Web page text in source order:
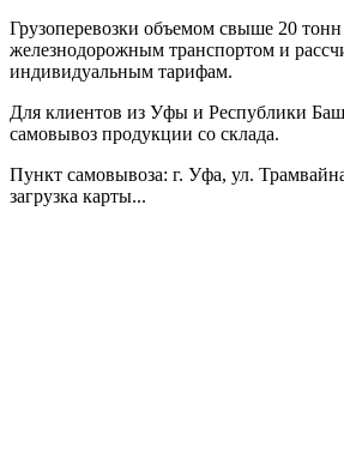
Грузоперевозки объемом свыше 20
железнодорожным транспортом и
индивидуальным тарифам.
Для клиентов из Уфы и Республики
самовывоз продукции со склада.
Пункт самовывоза: г. Уфа, ул.
загрузка карты...